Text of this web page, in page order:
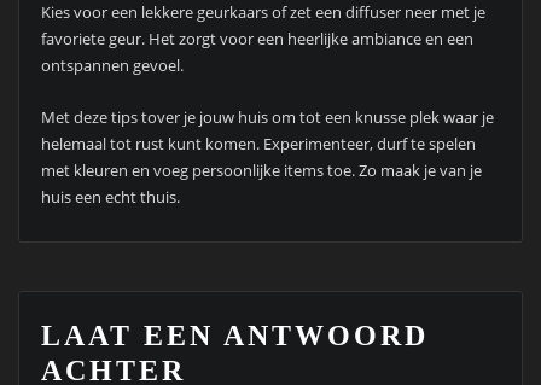
Kies voor een lekkere geurkaars of zet een diffuser neer met je
favoriete geur. Het zorgt voor een heerlijke ambiance en een
ontspannen gevoel.
Met deze tips tover je jouw huis om tot een knusse plek waar je
helemaal tot rust kunt komen. Experimenteer, durf te spelen
met kleuren en voeg persoonlijke items toe. Zo maak je van je
huis een echt thuis.
LAAT EEN ANTWOORD
ACHTER